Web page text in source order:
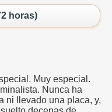
horas)
Muy especial.
Nunca ha
ni llevado una placa, y,